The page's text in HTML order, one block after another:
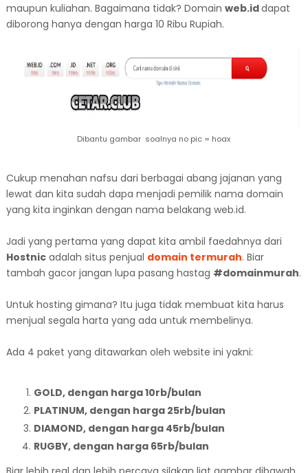
maupun kuliahan. Bagaimana tidak? Domain web.iddapat
diborong hanya dengan harga 10 Ribu Rupiah.
Dibantu gambar soalnya no pic = hoax
Cukup menahan nafsu dari berbagai abang jajanan yang
lewat dan kita sudah dapa menjadi pemilik nama domain
yang kita inginkan dengan nama belakang web.id.
Jadi yang pertama yang dapat kita ambil faedahnya dari
Hostnicadalah situs penjual domain termurah. Biar
tambah gacor jangan lupa pasang hastag #domainmurah.
Untuk hosting gimana? Itu juga tidak membuat kita harus
menjual segala harta yang ada untuk membelinya.
Ada 4 paket yang ditawarkan oleh website ini yakni:
GOLD, dengan harga 10rb/bulan
PLATINUM, dengan harga 25rb/bulan
DIAMOND, dengan harga 45rb/bulan
RUGBY, dengan harga 65rb/bulan